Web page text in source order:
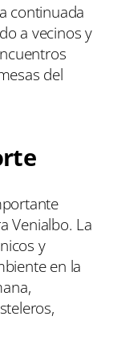
continuada
a vecinos y
del
Venialbo. La
y
en la